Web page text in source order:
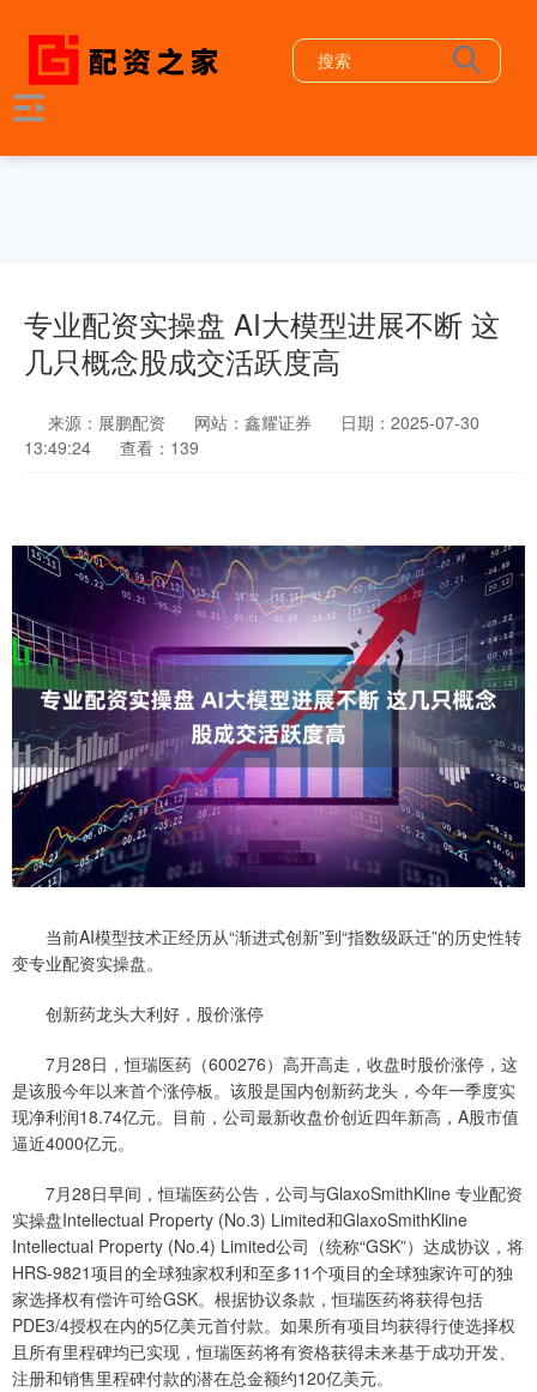
专业配资实操盘 AI大模型进展不断 这
几只概念股成交活跃度高
来源：展鹏配资 网站：鑫耀证券
日期：2025-07-30
13:49:24
查看：139
当前AI模型技术正经历从“渐进式创新”到“指数级跃迁”的历史性转
变专业配资实操盘。
创新药龙头大利好，股价涨停
7月28日，恒瑞医药（600276）高开高走，收盘时股价涨停，这
是该股今年以来首个涨停板。该股是国内创新药龙头，今年一季度实
现净利润18.74亿元。目前，公司最新收盘价创近四年新高，A股市值
逼近4000亿元。
7月28日早间，恒瑞医药公告，公司与GlaxoSmithKline 专业配资
实操盘Intellectual Property (No.3) Limited和GlaxoSmithKline
Intellectual Property (No.4) Limited公司（统称“GSK”）达成协议，将
HRS-9821项目的全球独家权利和至多11个项目的全球独家许可的独
家选择权有偿许可给GSK。根据协议条款，恒瑞医药将获得包括
PDE3/4授权在内的5亿美元首付款。如果所有项目均获得行使选择权
且所有里程碑均已实现，恒瑞医药将有资格获得未来基于成功开发、
注册和销售里程碑付款的潜在总金额约120亿美元。